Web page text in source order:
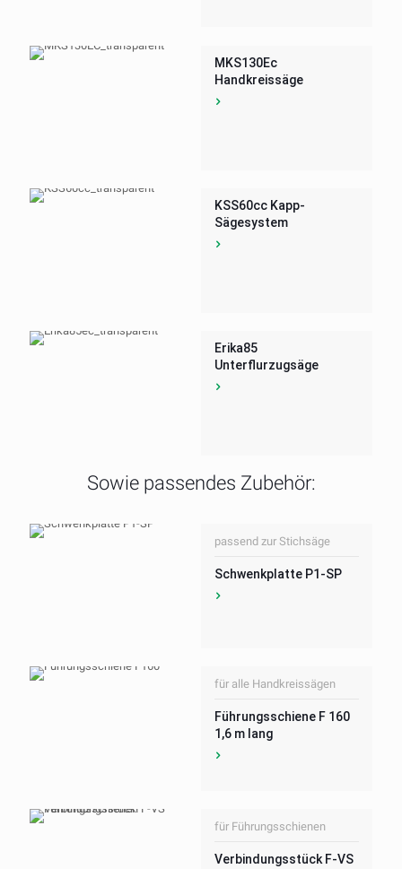
MKS130Ec
Handkreissäge
KSS60cc Kapp-
Sägesystem
Erika85
Unterflurzugsäge
Sowie passendes Zubehör:
passend zur Stichsäge
Schwenkplatte P1-SP
für alle Handkreissägen
Führungsschiene F 160
1,6 m lang
für Führungsschienen
Verbindungsstück F-VS